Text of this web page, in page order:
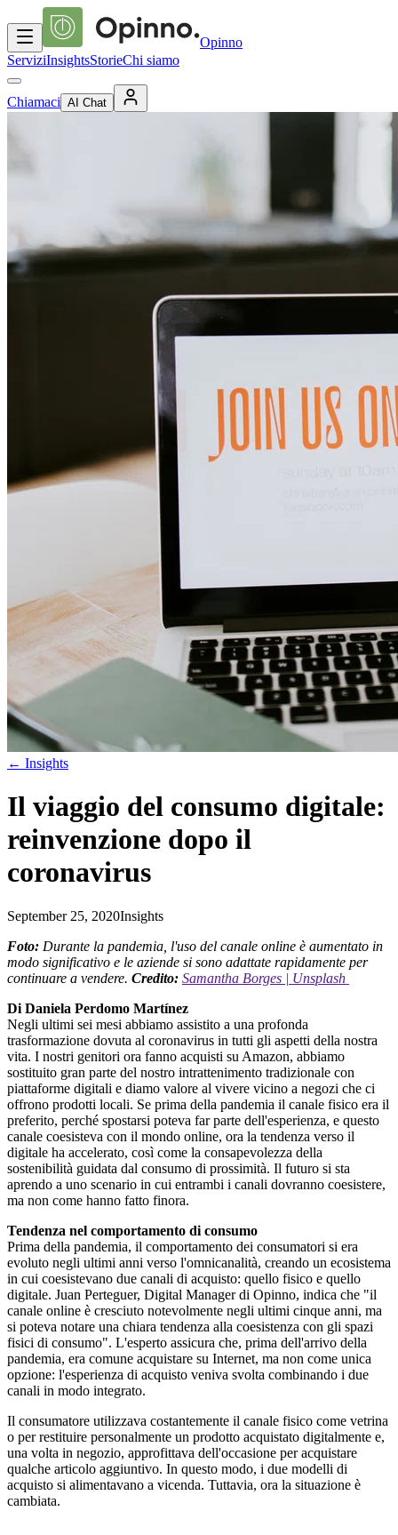
Opinno
ServiziInsightsStorieChi siamo
Chiamaci AI Chat
← Insights
Il viaggio del consumo digitale:
reinvenzione dopo il
coronavirus
September 25, 2020Insights
Foto: Durante la pandemia, l'uso del canale online è aumentato in
modo significativo e le aziende si sono adattate rapidamente per
continuare a vendere. Credito: Samantha Borges | Unsplash
Di Daniela Perdomo Martínez
Negli ultimi sei mesi abbiamo assistito a una profonda
trasformazione dovuta al coronavirus in tutti gli aspetti della nostra
vita. I nostri genitori ora fanno acquisti su Amazon, abbiamo
sostituito gran parte del nostro intrattenimento tradizionale con
piattaforme digitali e diamo valore al vivere vicino a negozi che ci
offrono prodotti locali. Se prima della pandemia il canale fisico era il
preferito, perché spostarsi poteva far parte dell'esperienza, e questo
canale coesisteva con il mondo online, ora la tendenza verso il
digitale ha accelerato, così come la consapevolezza della
sostenibilità guidata dal consumo di prossimità. Il futuro si sta
aprendo a uno scenario in cui entrambi i canali dovranno coesistere,
ma non come hanno fatto finora.
Tendenza nel comportamento di consumo
Prima della pandemia, il comportamento dei consumatori si era
evoluto negli ultimi anni verso l'omnicanalità, creando un ecosistema
in cui coesistevano due canali di acquisto: quello fisico e quello
digitale. Juan Perteguer, Digital Manager di Opinno, indica che "il
canale online è cresciuto notevolmente negli ultimi cinque anni, ma
si poteva notare una chiara tendenza alla coesistenza con gli spazi
fisici di consumo". L'esperto assicura che, prima dell'arrivo della
pandemia, era comune acquistare su Internet, ma non come unica
opzione: l'esperienza di acquisto veniva svolta combinando i due
canali in modo integrato.
Il consumatore utilizzava costantemente il canale fisico come vetrina
o per restituire personalmente un prodotto acquistato digitalmente e,
una volta in negozio, approfittava dell'occasione per acquistare
qualche articolo aggiuntivo. In questo modo, i due modelli di
acquisto si alimentavano a vicenda. Tuttavia, ora la situazione è
cambiata.